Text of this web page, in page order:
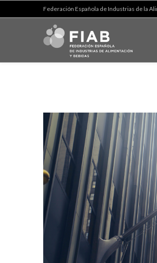
Federación Española de Industrias de la